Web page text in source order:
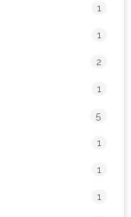
1
1
2
1
5
1
1
1